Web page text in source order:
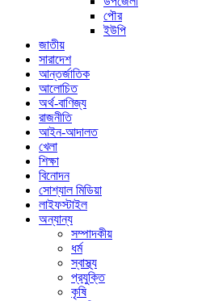
পৌর
ইউপি
জাতীয়
সারাদেশ
আন্তর্জাতিক
আলোচিত
অর্থ-বাণিজ্য
রাজনীতি
আইন-আদালত
খেলা
শিক্ষা
বিনোদন
সোশ্যাল মিডিয়া
লাইফস্টাইল
অন্যান্য
সম্পাদকীয়
ধর্ম
স্বাস্থ্য
প্রযুক্তি
কৃষি